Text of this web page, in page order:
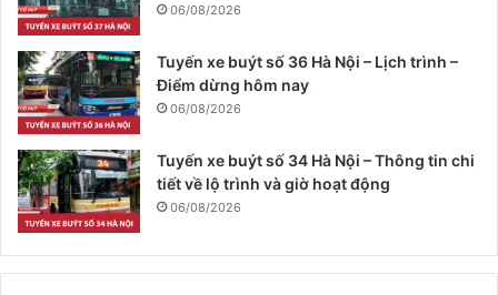
06/08/2026
Tuyến xe buýt số 36 Hà Nội – Lịch trình –
Điểm dừng hôm nay
06/08/2026
Tuyến xe buýt số 34 Hà Nội – Thông tin chi
tiết về lộ trình và giờ hoạt động
06/08/2026